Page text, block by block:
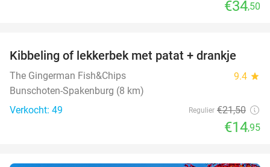
€34,50
30%
Kibbeling of lekkerbek met patat + drankje
The Gingerman Fish&Chips 9.4 star
Bunschoten-Spakenburg (8 km)
Verkocht: 49
Regulier €21,50
€14,95